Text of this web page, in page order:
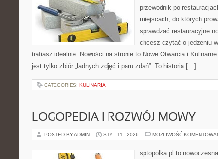
przewodnik po
miejscach, do których
sprawdzać restauracyjne
chcesz czytać o jedzeniu
trafiasz idealnie. Nowości na stronie to Nowe Otwarcia i
jest tylko zbiór „ładnych zdjęć i paru zdań”. To historia […]
CATEGORIES: KULINARIA
LOGOPEDIA I ROZWÓJ MOWY
POSTED BY ADMIN STY - 11 - 2026 MOŻLIWOŚĆ
sptopolka.pl to